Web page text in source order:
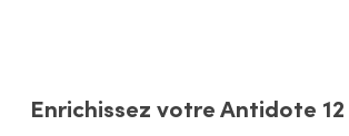
Enrichissez votre Antidote 12